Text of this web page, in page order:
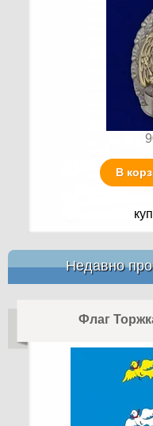
В
Недавно
Флаг